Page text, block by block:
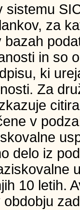
sistemu
za
bazah
in so
ki
Za
v
delo iz
10 letih.